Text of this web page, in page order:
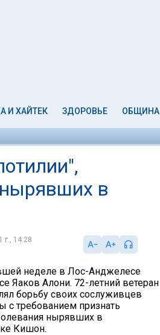
И ХАЙТЕК ЗДОРОВЬЕ ОБЩИНА
в
г., 14:28
неделе в Лос-Анджелесе
Яаков Алони. 72-летний ветеран
борьбу своих сослуживцев
с требованием признать
нырявших в
Кишон.